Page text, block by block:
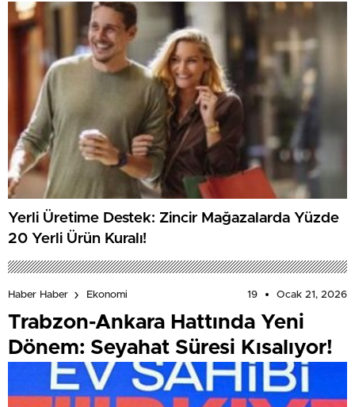
Yerli Üretime Destek: Zincir Mağazalarda Yüzde
20 Yerli Ürün Kuralı!
Haber Haber Ekonomi 19 Ocak 21, 2026
Trabzon-Ankara Hattında Yeni
Dönem: Seyahat Süresi Kısalıyor!